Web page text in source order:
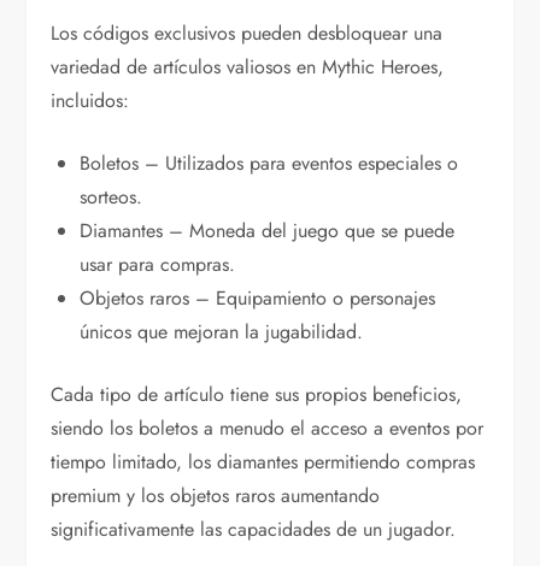
Los códigos exclusivos pueden desbloquear una
variedad de artículos valiosos en Mythic Heroes,
incluidos:
Boletos – Utilizados para eventos especiales o
sorteos.
Diamantes – Moneda del juego que se puede
usar para compras.
Objetos raros – Equipamiento o personajes
únicos que mejoran la jugabilidad.
Cada tipo de artículo tiene sus propios beneficios,
siendo los boletos a menudo el acceso a eventos por
tiempo limitado, los diamantes permitiendo compras
premium y los objetos raros aumentando
significativamente las capacidades de un jugador.